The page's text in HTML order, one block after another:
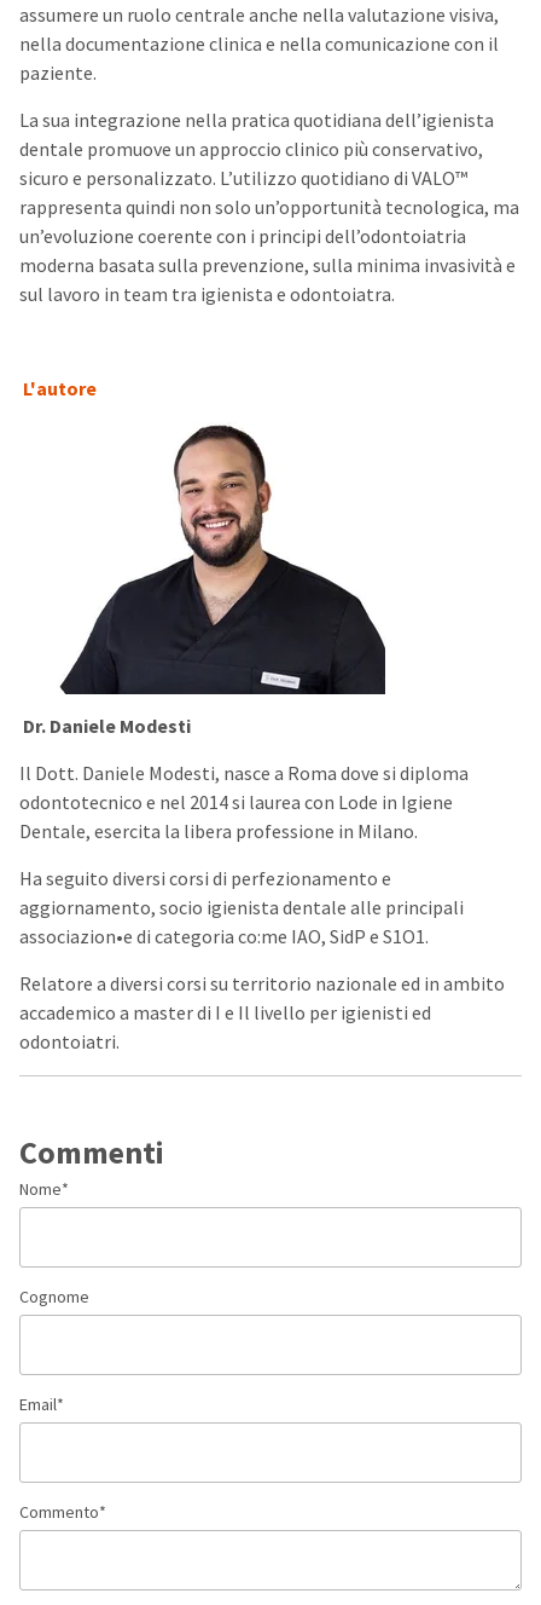
assumere un ruolo centrale anche nella valutazione visiva,
nella documentazione clinica e nella comunicazione con il
paziente.
La sua integrazione nella pratica quotidiana dell’igienista
dentale promuove un approccio clinico più conservativo,
sicuro e personalizzato. L’utilizzo quotidiano di VALO™
rappresenta quindi non solo un’opportunità tecnologica, ma
un’evoluzione coerente con i principi dell’odontoiatria
moderna basata sulla prevenzione, sulla minima invasività e
sul lavoro in team tra igienista e odontoiatra.
L'autore
Dr. Daniele Modesti
Il Dott. Daniele Modesti, nasce a Roma dove si diploma
odontotecnico e nel 2014 si laurea con Lode in Igiene
Dentale, esercita la libera professione in Milano.
Ha seguito diversi corsi di perfezionamento e
aggiornamento, socio igienista dentale alle principali
associazion•e di categoria co:me IAO, SidP e S1O1.
Relatore a diversi corsi su territorio nazionale ed in ambito
accademico a master di I e Il livello per igienisti ed
odontoiatri.
Commenti
Nome*
Cognome
Email*
Commento*